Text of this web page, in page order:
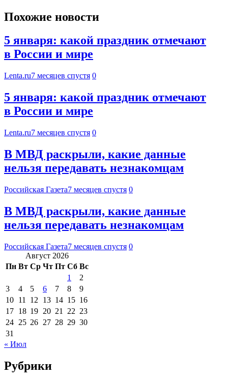
Похожие новости
5 января: какой праздник отмечают
в России и мире
Lenta.ru7 месяцев спустя 0
5 января: какой праздник отмечают
в России и мире
Lenta.ru7 месяцев спустя 0
В МВД раскрыли, какие данные
нельзя передавать незнакомцам
Российская Газета7 месяцев спустя 0
В МВД раскрыли, какие данные
нельзя передавать незнакомцам
Российская Газета7 месяцев спустя 0
Август 2026
Пн Вт Ср Чт Пт Сб Вс
1
2
3
4 5 6 7 8
9
10 11 12 13 14 15 16
17 18 19 20 21 22 23
24 25 26 27 28 29 30
31
« Июл
Рубрики